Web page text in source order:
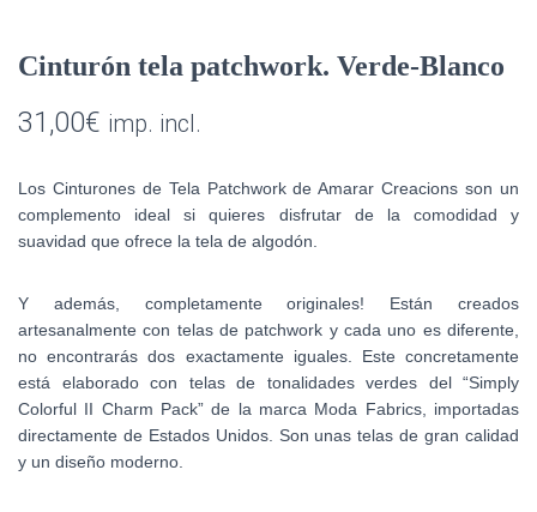
Cinturón tela patchwork. Verde-Blanco
31,00€ imp. incl.
Los Cinturones de Tela Patchwork de Amarar Creacions son un
complemento ideal si quieres disfrutar de la comodidad y
suavidad que ofrece la tela de algodón.
Y además, completamente originales! Están creados
artesanalmente con telas de patchwork y cada uno es diferente,
no encontrarás dos exactamente iguales. Este concretamente
está elaborado con telas de tonalidades verdes del “Simply
Colorful II Charm Pack” de la marca Moda Fabrics, importadas
directamente de Estados Unidos. Son unas telas de gran calidad
y un diseño moderno.